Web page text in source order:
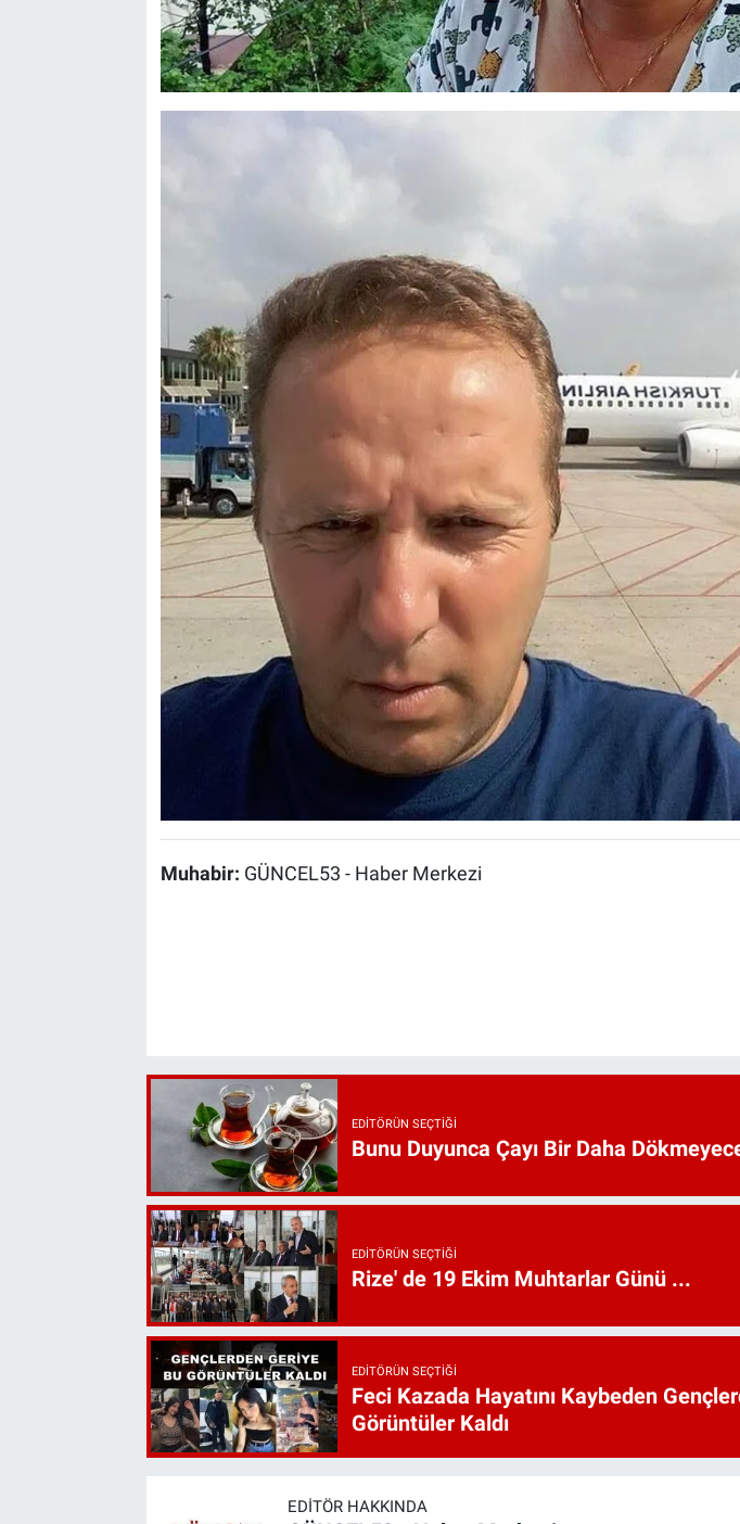
Muhabir: GÜNCEL53 - Haber Merkezi
EDITÖRÜN SEÇTIĞI
Bunu Duyunca Çayı Bir Daha
EDITÖRÜN SEÇTIĞI
Rize' de 19 Ekim Muhtarlar Günü ...
EDITÖRÜN SEÇTIĞI
Feci Kazada Hayatını Kaybeden
Görüntüler Kaldı
EDITÖR HAKKINDA